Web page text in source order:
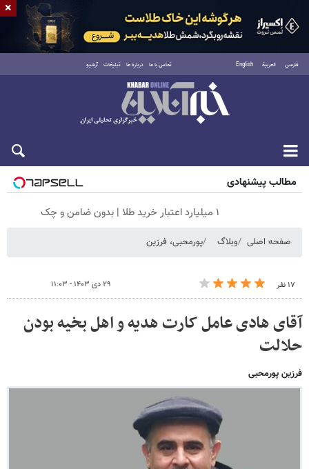
فارسی العربية English تماس با ما درباره ما تبلیغات آرشیو
شنبه ۱۷ مرداد ۱۴۰۵
مطالب پیشنهادی
۱ میلیارد اعتبار خرید طلا | بدون ضامن و چک
صفحه اصلی وبلاگ پورمحبی، فرزین
۱۷ نفر ۲۹ دی ۱۴۰۳ - ۱۱:۰۳
آقای هادی عامل کارت هدیه و اهل بخیه بودن
حلالت
فرزین پورمحبی
×